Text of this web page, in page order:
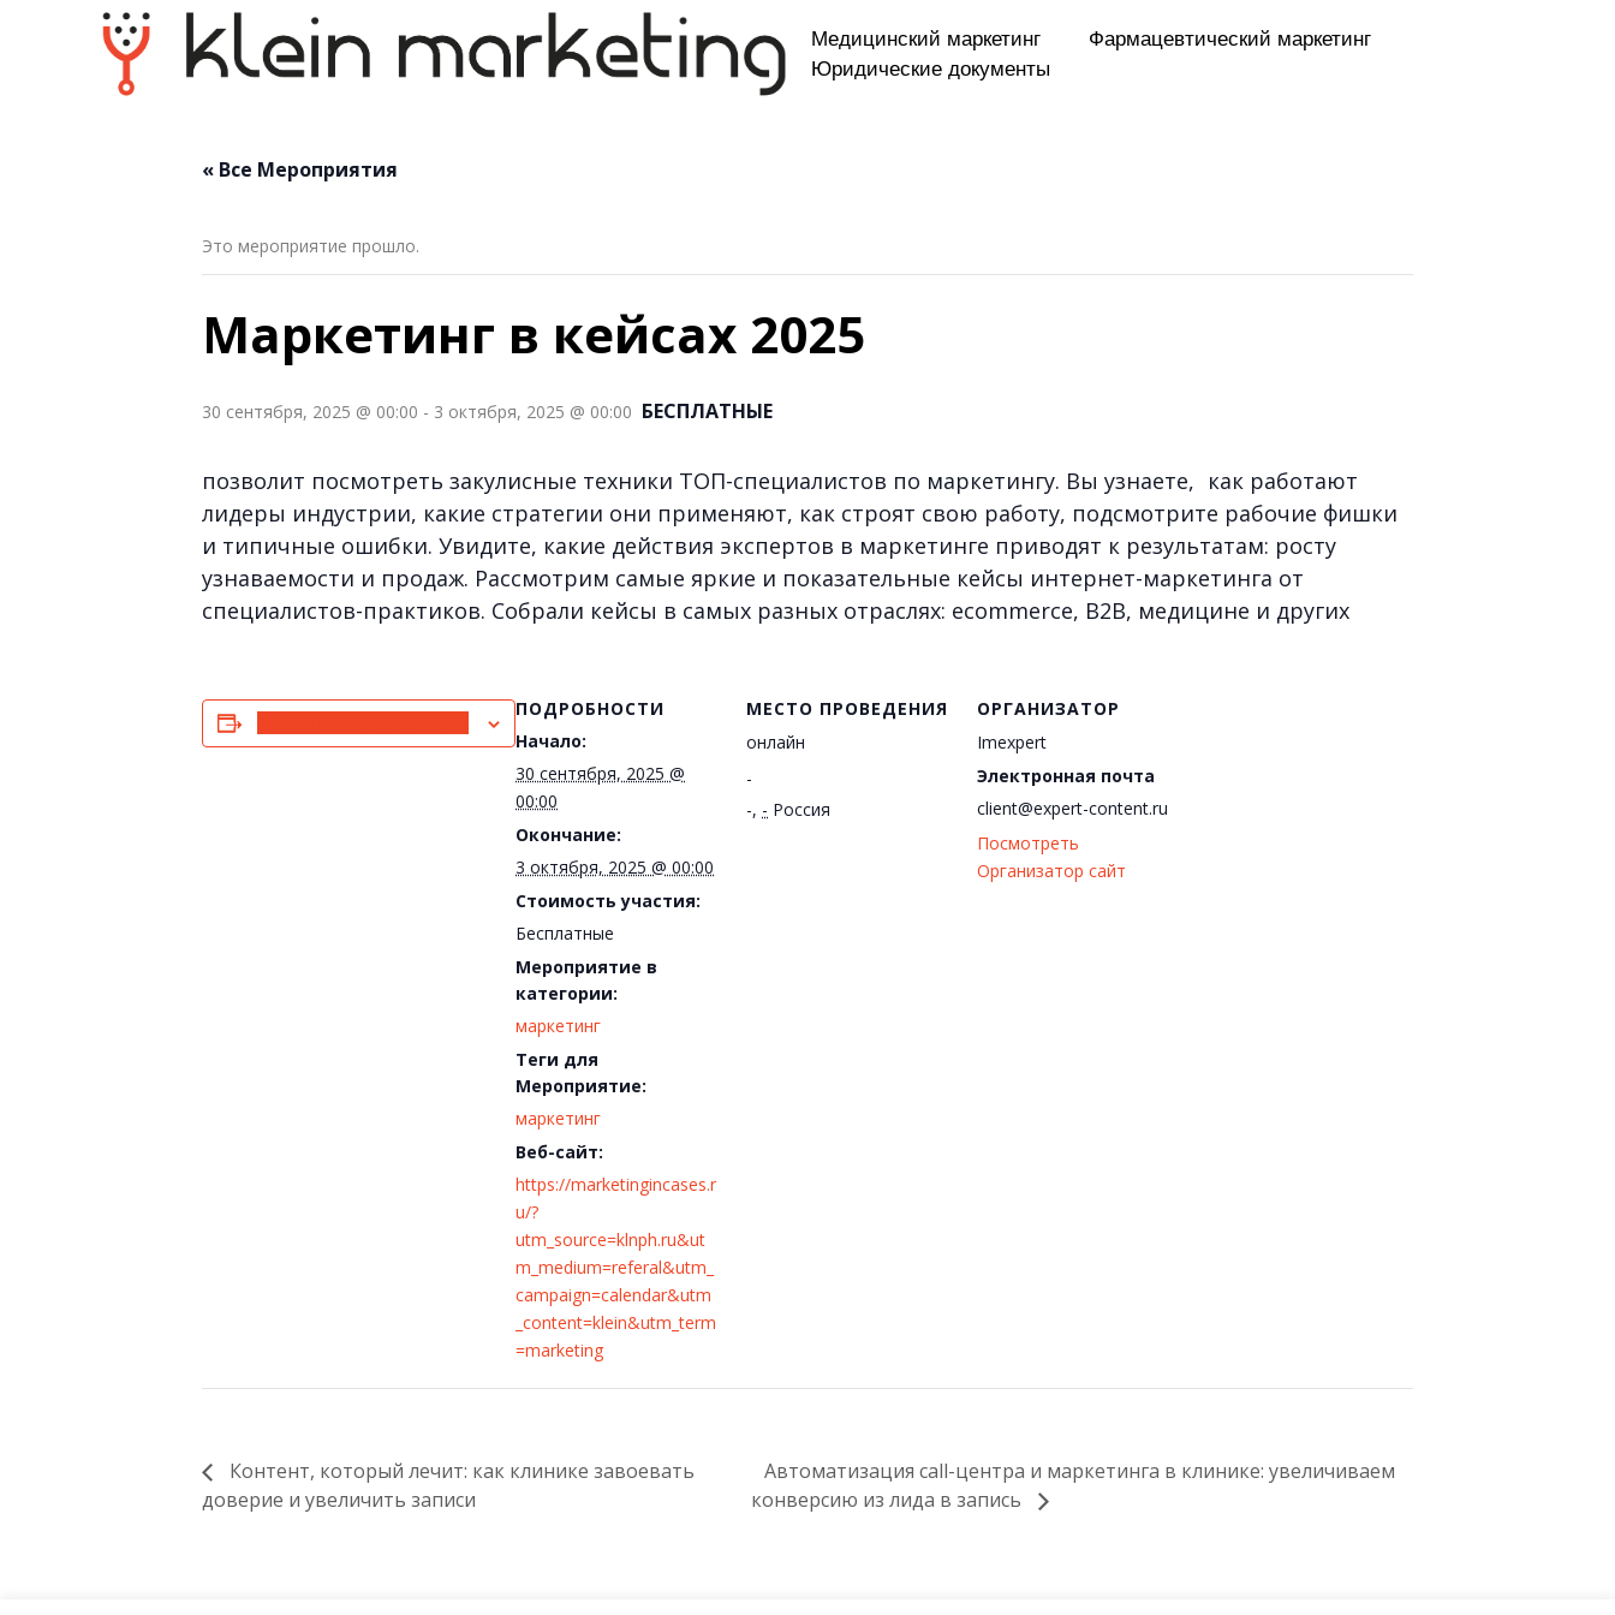
Медицинский маркетинг
Фармацевтический маркетинг
Юридические документы
« Все Мероприятия
Это мероприятие прошло.
Маркетинг в кейсах 2025
30 сентября, 2025 @ 00:00 - 3 октября, 2025 @ 00:00 БЕСПЛАТНЫЕ
позволит посмотреть закулисные техники ТОП-специалистов по маркетингу. Вы узнаете, как работают
лидеры индустрии, какие стратегии они применяют, как строят свою работу, подсмотрите рабочие фишки
и типичные ошибки. Увидите, какие действия экспертов в маркетинге приводят к результатам: росту
узнаваемости и продаж. Рассмотрим самые яркие и показательные кейсы интернет-маркетинга от
специалистов-практиков. Собрали кейсы в самых разных отраслях: ecommerce, B2B, медицине и других
ПОДРОБНОСТИ
Начало:
30 сентября, 2025 @
00:00
Окончание:
3 октября, 2025 @ 00:00
Стоимость участия:
Бесплатные
Мероприятие в
категории:
маркетинг
Теги для
Мероприятие:
маркетинг
Веб-сайт:
https://marketingincases.r
u/?
utm_source=klnph.ru&ut
m_medium=referal&utm_
campaign=calendar&utm
_content=klein&utm_term
=marketing
МЕСТО ПРОВЕДЕНИЯ
онлайн
-
-, - Россия
ОРГАНИЗАТОР
Imexpert
Электронная почта
client@expert-content.ru
Посмотреть
Организатор сайт
Контент, который лечит: как клинике завоевать
доверие и увеличить записи
Автоматизация call-центра и маркетинга в клинике: увеличиваем
конверсию из лида в запись